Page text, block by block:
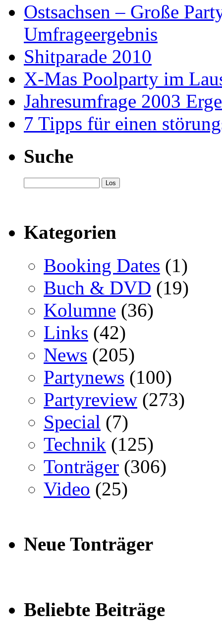
Ostsachsen – Große
Umfrageergebnis
Shitparade 2010
X-Mas Poolparty im
Jahresumfrage 2003
7 Tipps für einen
Suche
Kategorien
Booking Dates (1)
Buch & DVD (19)
Kolumne (36)
Links (42)
News (205)
Partynews (100)
Partyreview (273)
Special (7)
Technik (125)
Tonträger (306)
Video (25)
Neue Tonträger
Beliebte Beiträge